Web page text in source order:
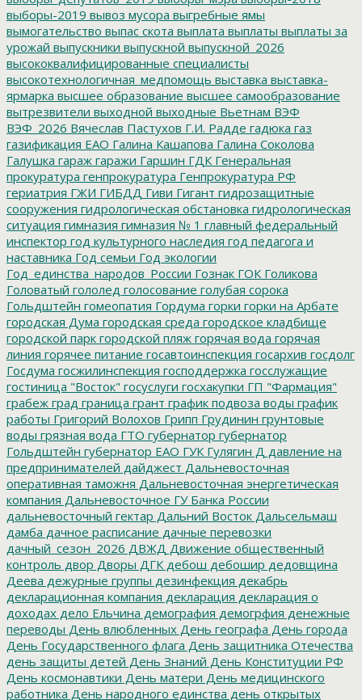
выборы-2019 вывоз мусора выгребные ямы
вымогательство выпас скота выплата выплаты выплаты за
урожай выпускники выпускной выпускной_2026
высококвалифицированные специалисты
высокотехнологичная_медпомощь выставка выставка-
ярмарка высшее образование высшее самообразование
вытрезвители выходной выходные Вьетнам ВЭФ
ВЭФ_2026 Вячеслав Пастухов Г.И. Радде гадюка газ
газификация ЕАО Галина Кашапова Галина Соколова
Галушка гараж гаражи Гаршин ГДК Генеральная
прокуратура генпрокуратура Генпрокуратура РФ
гериатрия ГЖИ ГИБДД Гиви Гигант гидрозащитные
сооружения гидрологическая обстановка гидрологическая
ситуация гимназия гимназия № 1 главный федеральный
инспектор год культурного наследия год педагога и
наставника Год семьи Год экологии
Год_единства_народов_России Гознак ГОК Голикова
Головатый гололед голосование голубая сорока
Гольдштейн гомеопатия Гордума горки горки на Арбате
городская Дума городская среда городское кладбище
городской парк городской пляж горячая вода горячая
линия горячее питание госавтоинспекция госархив госдолг
Госдума госжилинспекция господдержка госслужащие
гостиница "Восток" госуслуги госхакупки ГП "Фармация"
грабеж град граница грант график подвоза воды график
работы Григорий Волохов Грипп Грудинин грунтовые
воды грязная вода ГТО губернатор губернатор
Гольдштейн губернатор ЕАО ГУК Гулягин Д давление на
предпринимателей дайджест Дальневосточная
оперативная таможня Дальневосточная энергетическая
компания Дальневосточное ГУ Банка России
дальневосточный гектар Дальний Восток Дальсельмаш
дамба дачное расписание дачные перевозки
дачный_сезон_2026 ДВЖД Движение общественный
контроль двор Дворы ДГК дебош дебошир дедовщина
Деева дежурные группы дезинфекция декабрь
декларационная компания декларация декларация о
доходах дело Ельчина демография демогрфия денежные
переводы День влюбленных День географа День города
День Государственного флага День защитника Отечества
день защиты детей День Знаний День Конституции РФ
День космонавтики День матери День медицинского
работника День народного единства день открытых